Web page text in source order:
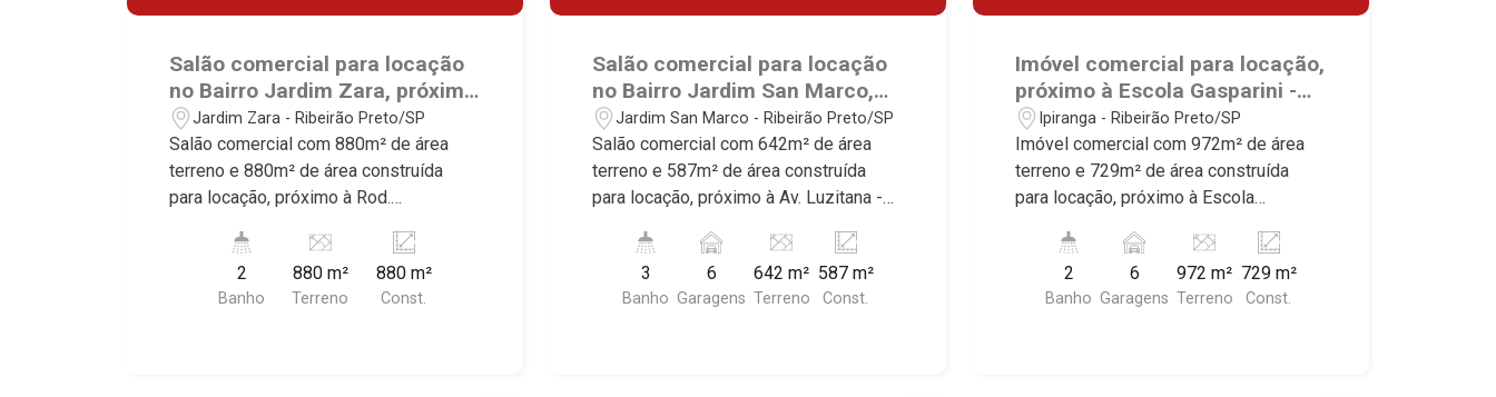
Salão comercial para locação
no Bairro Jardim Zara, próximo
à Rod. Anhanguera - Ribeirão
Preto/SP.
Jardim Zara - Ribeirão Preto/SP
Salão comercial com 880m² de área
terreno e 880m² de área construída
para locação, próximo à Rod.
Ribeirão Preto/SP. Conheça as
características deste imóvel que a
Martinelli Imobiliária selecionou para
2
Banho
880 m²
Terreno
880 m²
Const.
Salão comercial para locação
no Bairro Jardim San Marco,
próximo à Av. Luzitana -
Ribeirão Preto/SP.
Jardim San Marco - Ribeirão Preto/SP
Salão comercial com 642m² de área
terreno e 587m² de área construída
para locação, próximo à Av. Luzitana -
Preto/SP. Conheça as características
deste imóvel que a Martinelli
Imobiliária selecionou para você: -
3
Banho
6
Garagens
642 m²
Terreno
587 m²
Const.
Imóvel comercial para locação,
próximo à Escola Gasparini -
Bairro Ipiranga, Ribeirão
Preto/SP.
Ipiranga - Ribeirão Preto/SP
Imóvel comercial com 972m² de área
terreno e 729m² de área construída
para locação, próximo à Escola
Preto/SP. Conheça as características
deste imóvel que a Martinelli
Imobiliária selecionou para você: -
2
Banho
6
Garagens
972 m²
Terreno
729 m²
Const.